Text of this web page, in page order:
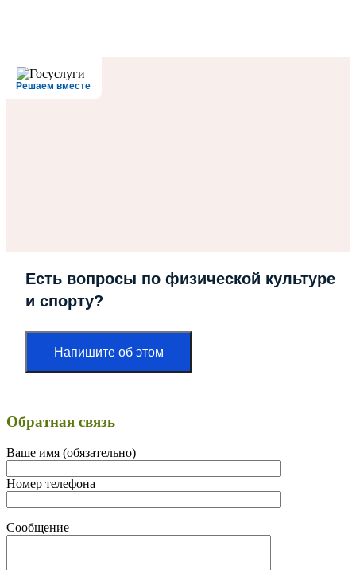
Решаем вместе
Есть вопросы по физической культуре
и спорту?
Напишите об этом
Обратная связь
Ваше имя (обязательно)
Номер телефона
Сообщение